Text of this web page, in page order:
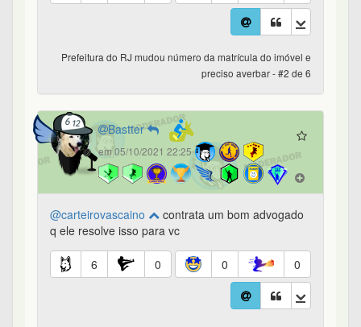
Prefeitura do RJ mudou número da matrícula do imóvel e
preciso averbar - #2 de 6
Bastter
em 05/10/2021 22:25
@carteirovascaino
contrata um bom advogado
q ele resolve isso para vc
6 0 0 0